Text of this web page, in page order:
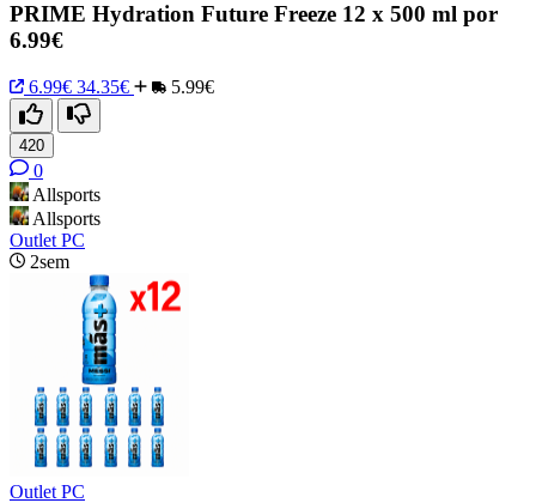
PRIME Hydration Future Freeze 12 x 500 ml por
6.99€
6.99€ 34.35€ 5.99€
420
0
Allsports
Allsports
Outlet PC
2sem
Outlet PC